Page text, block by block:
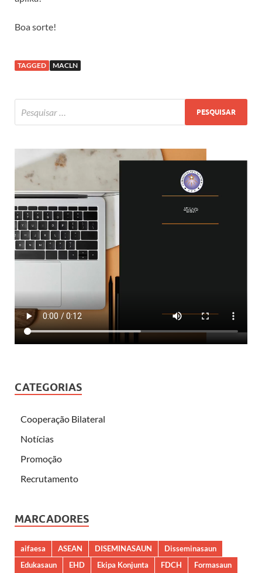
Boa sorte!
TAGGED MACLN
CATEGORIAS
Cooperação Bilateral
Notícias
Promoção
Recrutamento
MARCADORES
aifaesa ASEAN DISEMINASAUN
Disseminasaun
Edukasaun
EHD Ekipa Konjunta FDCH Formasaun